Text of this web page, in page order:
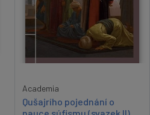
Academia
Qušajrího pojednání o
nauce súfismu (svazek II)